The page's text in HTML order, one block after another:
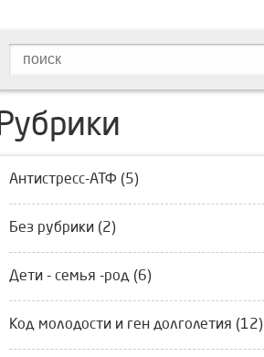
Рубрики
Антистресс-АТФ (5)
Без рубрики (2)
Дети - семья -род (6)
Код молодости и ген долголетия (12)